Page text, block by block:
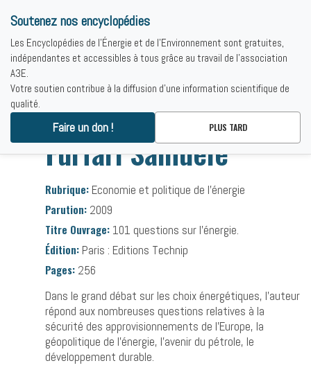
Bibliographies -
Furfari Samuele
Rubrique: Economie et politique de l’énergie
Parution: 2009
Titre Ouvrage: 101 questions sur l’énergie.
Édition: Paris : Editions Technip
Pages: 256
Dans le grand débat sur les choix énergétiques, l’auteur
répond aux nombreuses questions relatives à la
sécurité des approvisionnements de l’Europe, la
géopolitique de l’énergie, l’avenir du pétrole, le
développement durable.
Soutenez nos encyclopédies
Les Encyclopédies de l'Énergie et de l'Environnement sont gratuites,
indépendantes et accessibles à tous grâce au travail de l'association
A3E.
Votre soutien contribue à la diffusion d'une information scientifique de
qualité.
Faire un don ! PLUS TARD